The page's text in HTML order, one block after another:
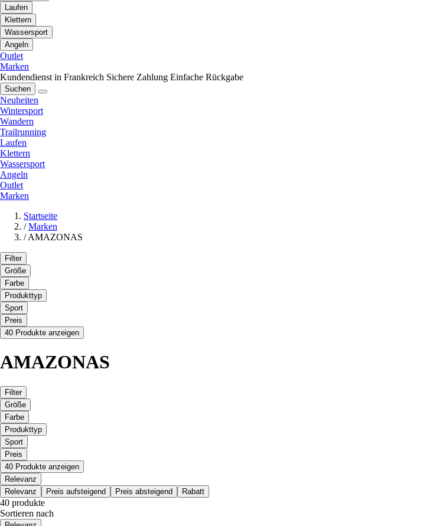
Laufen
Klettern
Wassersport
Angeln
Outlet
Marken
Kundendienst in Frankreich Sichere Zahlung Einfache Rückgabe
Suchen
Neuheiten
Wintersport
Wandern
Trailrunning
Laufen
Klettern
Wassersport
Angeln
Outlet
Marken
Startseite
/ Marken
/ AMAZONAS
Filter
Größe
Farbe
Produkttyp
Sport
Preis
40 Produkte anzeigen
AMAZONAS
Filter
Größe
Farbe
Produkttyp
Sport
Preis
40 Produkte anzeigen
Relevanz
Relevanz
Preis aufsteigend Preis absteigend Rabatt
40 produkte
Sortieren nach